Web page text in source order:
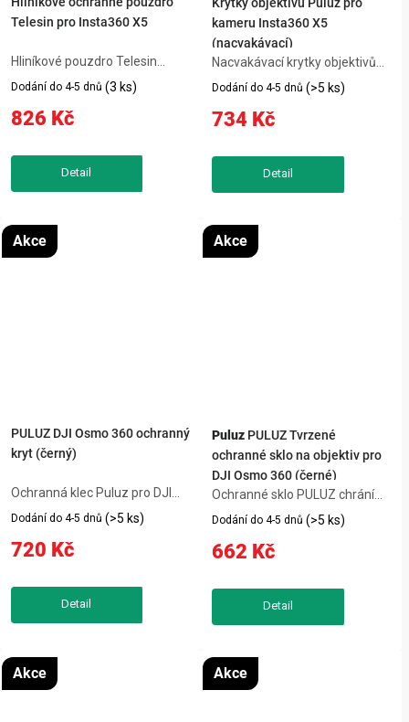
Telesin pro Insta360 X5
Dodání do 4-5 dnů (3 ks)
826 Kč
Hliníkové pouzdro Telesin
chrání kameru Insta360 X5
před nárazy a poškrábáním.
Má přesně umístěné otvory pro
Lze jej rychle připevnit na
kameru Insta360 X5
(nacvakávací)
Dodání do 4-5 dnů (>5 ks)
734 Kč
Nacvakávací krytky objektivů
Puluz pro kameru Insta360 X5
poskytují špičkovou ochranu
díky optickému tvrzenému sklu
plastu. Povrchová úprava AR...
PULUZ DJI Osmo 360 ochranný
kryt (černý)
Akce
Dodání do 4-5 dnů (>5 ks)
720 Kč
Ochranná klec Puluz pro DJI
Osmo 360 z lehké hliníkové
slitiny chrání kameru před
nárazy a poškozením. Nabízí
závit a cold shoe držáky pro
snadné...
Puluz PULUZ Tvrzené
ochranné sklo na objektiv pro
DJI Osmo 360 (černé)
Akce
Dodání do 4-5 dnů (>5 ks)
662 Kč
Ochranné sklo PULUZ chrání
objektiv DJI Osmo 360 před
škrábanci, prachem i nárazy
díky tvrdosti 10H. Antireflexní
pro ostré záběry bez odlesků,...
Akce Akce